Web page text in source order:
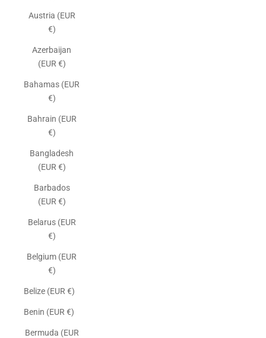
Austria (EUR
€)
Azerbaijan
(EUR €)
Bahamas (EUR
€)
Bahrain (EUR
€)
Bangladesh
(EUR €)
Barbados
(EUR €)
Belarus (EUR
€)
Belgium (EUR
€)
Belize (EUR €)
Benin (EUR €)
Bermuda (EUR